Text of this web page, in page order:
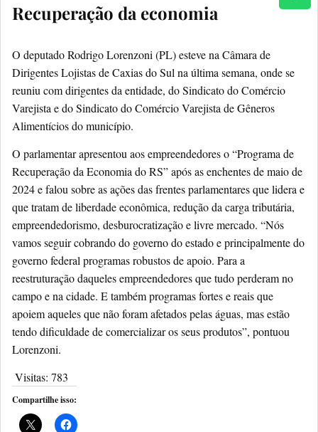
Recuperação da economia
O deputado Rodrigo Lorenzoni (PL) esteve na Câmara de
Dirigentes Lojistas de Caxias do Sul na última semana, onde se
reuniu com dirigentes da entidade, do Sindicato do Comércio
Varejista e do Sindicato do Comércio Varejista de Gêneros
Alimentícios do município.
O parlamentar apresentou aos empreendedores o “Programa de
Recuperação da Economia do RS” após as enchentes de maio de
2024 e falou sobre as ações das frentes parlamentares que lidera e
que tratam de liberdade econômica, redução da carga tributária,
empreendedorismo, desburocratização e livre mercado. “Nós
vamos seguir cobrando do governo do estado e principalmente do
governo federal programas robustos de apoio. Para a
reestruturação daqueles empreendedores que tudo perderam no
campo e na cidade. E também programas fortes e reais que
apoiem aqueles que não foram afetados pelas águas, mas estão
tendo dificuldade de comercializar os seus produtos”, pontuou
Lorenzoni.
Visitas: 783
Compartilhe isso: